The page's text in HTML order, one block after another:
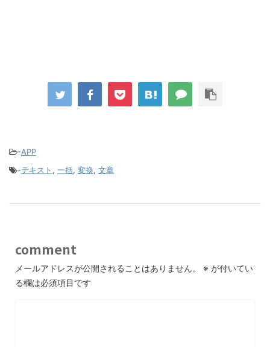
-APP
-テキスト , 一括, 変換, 文章
comment
メールアドレスが公開されることはありません。 ※ が付いてい
る欄は必須項目です